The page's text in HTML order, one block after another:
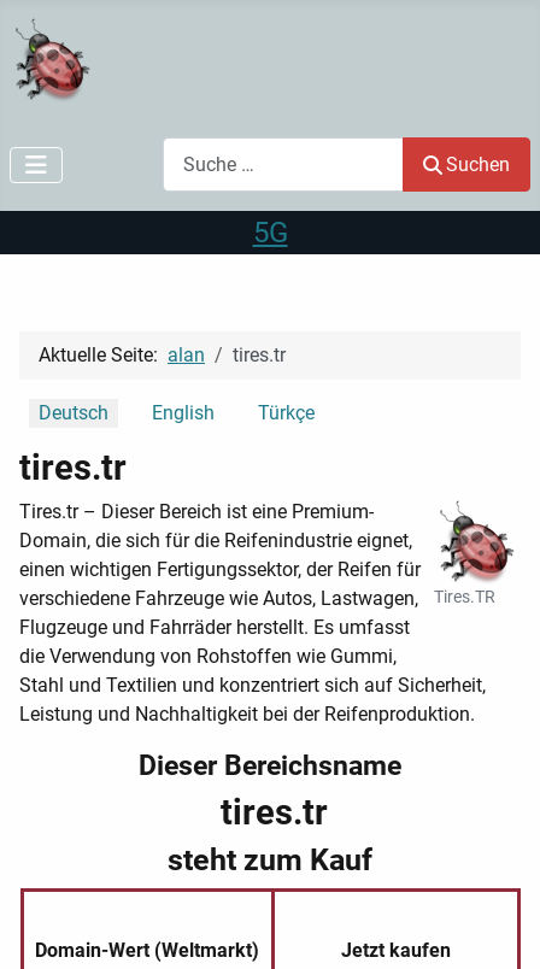
Suchen
5G
Aktuelle Seite: alan tires.tr
Sprache auswählen
Deutsch English Türkçe
tires.tr
Tires.TR
Tires.tr – Dieser Bereich ist eine Premium-
Domain, die sich für die Reifenindustrie eignet,
einen wichtigen Fertigungssektor, der Reifen für
verschiedene Fahrzeuge wie Autos, Lastwagen,
Flugzeuge und Fahrräder herstellt. Es umfasst
die Verwendung von Rohstoffen wie Gummi,
Stahl und Textilien und konzentriert sich auf Sicherheit,
Leistung und Nachhaltigkeit bei der Reifenproduktion.
Dieser Bereichsname
tires.tr
steht zum Kauf
Domain-Wert (Weltmarkt) Jetzt kaufen